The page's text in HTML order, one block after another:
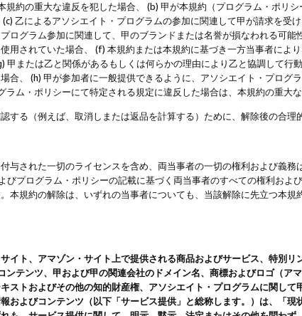
規約の重大な違反を犯した場合、 (b) 甲が本規約（プログラム・ポリ
乙によるアソシエイト・プログラムの参加に関連して甲が請求を受
ログラム参加に関連して、甲のブランドまたは名誉が損なわれる可
用されていた場合、 (f) 本規約または本規約に基づき一方当事者によ
甲または乙と関係があるもしくは何らかの理由により乙と協調して
合、 (h) 甲が参加者に一般提供できるように、アソシエイト・プロ
ム・ポリシーにて特定される規定に違反した場合は、本規約の重大な
する（例えば、取消しまたは返品を計算する）ために、解除後の合
与された一切のライセンスを含め、両当事者の一切の権利および義
プログラム・ポリシーの記載に基づく両当事者のすべての権利およ
本規約の解除は、いずれの当事者についても、当該解除に先立つ本
イト、アマゾン・サイト上で提供される商品およびサービス、特
ンテンツ、甲および甲の関連会社のドメイン名、商標およびロゴ（ア
ストおよびその他の知的財産権、アソシエイト・プログラムに関し
およびコンテンツ（以下「サービス提供」と総称します。）は、「